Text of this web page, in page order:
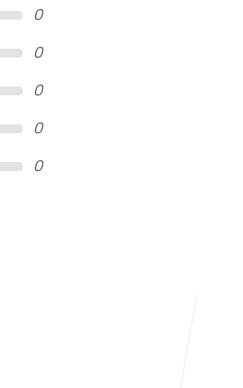
0
0
0
0
0